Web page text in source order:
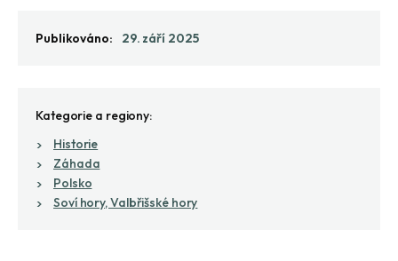
Publikováno: 29. září 2025
Kategorie a regiony:
Historie
Záhada
Polsko
Soví hory, Valbřišské hory